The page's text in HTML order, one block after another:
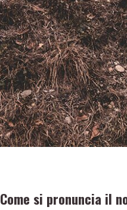
Come si pronuncia il